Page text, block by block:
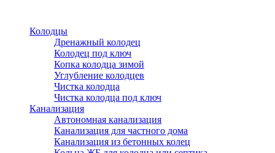
основному
содержанию
Колодцы
Дренажный колодец
Колодец под ключ
Копка колодца зимой
Углубление колодцев
Чистка колодца
Чистка колодца под ключ
Канализация
Автономная канализация
Канализация для частного дома
Канализация из бетонных колец